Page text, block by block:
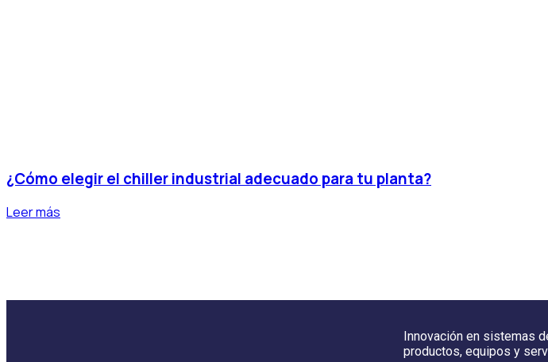
¿Cómo elegir el chiller industrial adecuado para tu planta?
Leer más
Innovación en sistemas
productos, equipos y